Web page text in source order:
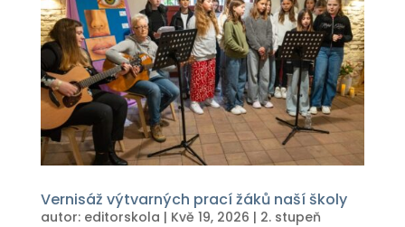
Vernisáž výtvarných prací žáků naší školy
autor: editorskola | Kvě 19, 2026 | 2. stupeň